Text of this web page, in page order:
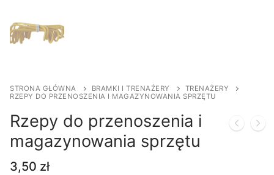
STRONA GŁÓWNA BRAMKI I TRENAŻERY
TRENAŻERY
RZEPY DO PRZENOSZENIA I MAGAZYNOWANIA SPRZĘTU
Rzepy do przenoszenia i
magazynowania sprzętu
3,50 zł